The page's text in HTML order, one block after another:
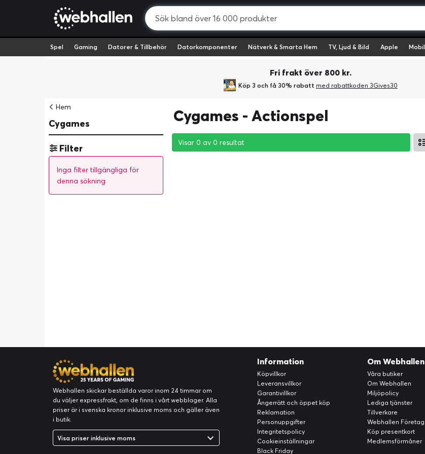
Spel Gaming Datorer & Tillbehör Datorkomponenter Nätverk & Smarta Hem TV, Ljud & Bild Apple Mobil
Fri frakt över 800 kr.
Köp 3 och få 30% rabatt med rabattkoden 3Gives30
Hem
Cygames
Filter
Inga filter tillgängliga för
denna sökning
Cygames - Actionspel
Visar 0 av 0 resultat
Visar 0 av 0 resultat
Visar 0 av 0 resultat
Webhallen skickar beställda varor inom 24 timmar om
du väljer expressfrakt, om de finns i vårt webblager. Alla
priser är i svenska kronor inklusive moms och gäller även
i butik.
Visa priser inklusive moms
Information
Köpvillkor
Leveransvillkor
Garantivillkor
Ångerrätt och öppet köp
Reklamation
Personuppgifter
Integritetspolicy
Cookieinställningar
Black Friday
Om Webhallen
Våra butiker
Om Webhallen
Miljöpolicy
Lediga tjänster
Tillverkare
Webhallen Företag
Köp presentkort
Medlemsförmåner